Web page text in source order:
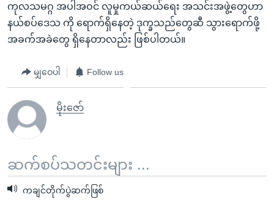
ကုလသမဂ္ဂ အပါအဝင် လူမှုကယ်ဆယ်ရေး အသင်းအဖွဲ့တွေဟာ
နယ်စပ်ဒေသ ကို ရောက်ရှိနေတဲ့ ဒုက္ခသည်တွေဆီ သွားရောက်ဖို့
အခက်အခဲတွေ ရှိနေတာလည်း ဖြစ်ပါတယ်။
မျှဝေပါ Follow us
မိုးဇော်
ဆက်စပ်သတင်းများ ...
ကချင်တိုက်ပွဲဆက်ဖြစ်